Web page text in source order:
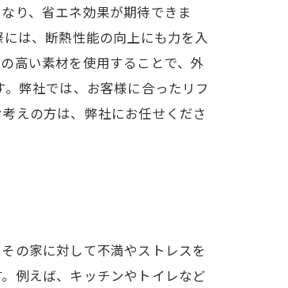
り、省エネ効果が期待できま
は、断熱性能の向上にも力を入
高い素材を使用することで、外
弊社では、お客様に合ったリフ
えの方は、弊社にお任せくださ
の家に対して不満やストレスを
例えば、キッチンやトイレなど